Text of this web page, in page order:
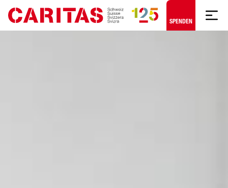
Zum Hauptinhalt springen
SPENDEN